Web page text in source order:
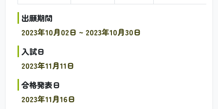
出願期間
2023年10月02日 ~ 2023年10月30日
入試日
2023年11月11日
合格発表日
2023年11月16日